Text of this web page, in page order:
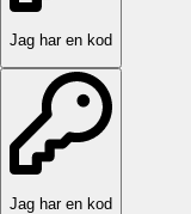
Jag har en kod
Jag har en kod